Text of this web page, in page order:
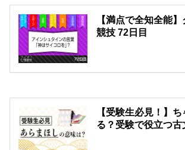
【満点で全知全能
競技 72日目
【受験生必見！】
る？受験で役立つ